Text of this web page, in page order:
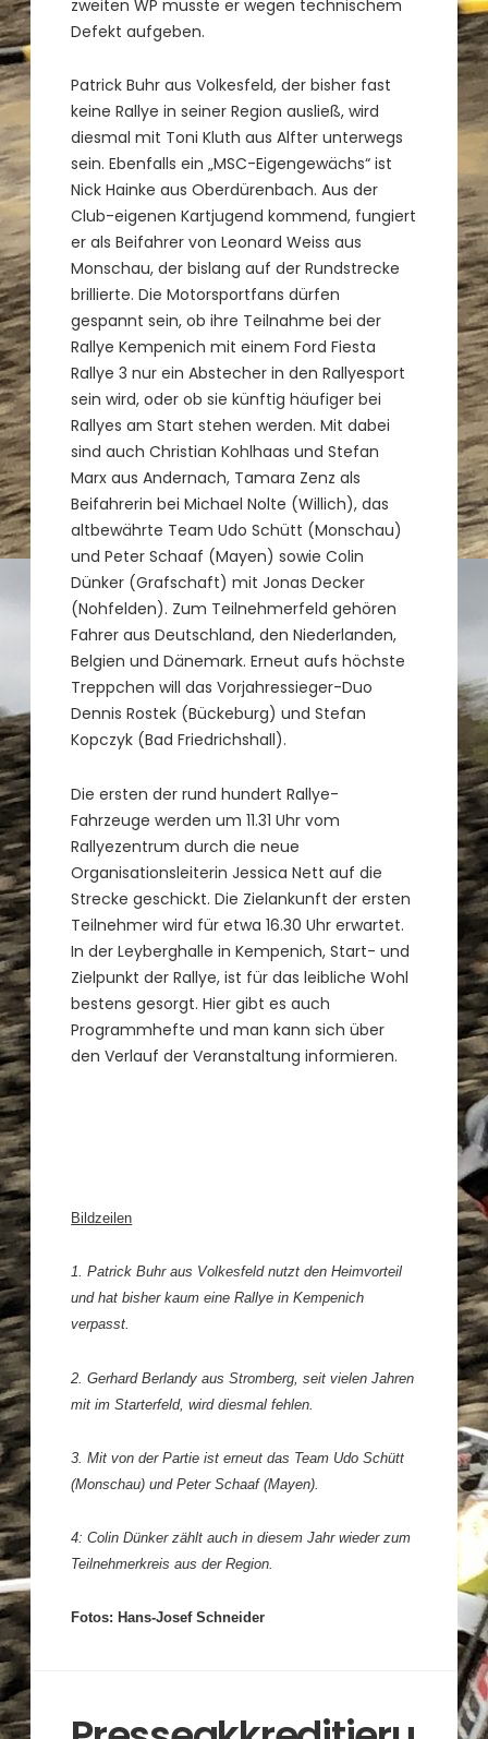
zweiten WP musste er wegen technischem
Defekt aufgeben.
Patrick Buhr aus Volkesfeld, der bisher fast
keine Rallye in seiner Region ausließ, wird
diesmal mit Toni Kluth aus Alfter unterwegs
sein. Ebenfalls ein „MSC-Eigengewächs“ ist
Nick Hainke aus Oberdürenbach. Aus der
Club-eigenen Kartjugend kommend, fungiert
er als Beifahrer von Leonard Weiss aus
Monschau, der bislang auf der Rundstrecke
brillierte. Die Motorsportfans dürfen
gespannt sein, ob ihre Teilnahme bei der
Rallye Kempenich mit einem Ford Fiesta
Rallye 3 nur ein Abstecher in den Rallyesport
sein wird, oder ob sie künftig häufiger bei
Rallyes am Start stehen werden. Mit dabei
sind auch Christian Kohlhaas und Stefan
Marx aus Andernach, Tamara Zenz als
Beifahrerin bei Michael Nolte (Willich), das
altbewährte Team Udo Schütt (Monschau)
und Peter Schaaf (Mayen) sowie Colin
Dünker (Grafschaft) mit Jonas Decker
(Nohfelden). Zum Teilnehmerfeld gehören
Fahrer aus Deutschland, den Niederlanden,
Belgien und Dänemark. Erneut aufs höchste
Treppchen will das Vorjahressieger-Duo
Dennis Rostek (Bückeburg) und Stefan
Kopczyk (Bad Friedrichshall).
Die ersten der rund hundert Rallye-
Fahrzeuge werden um 11.31 Uhr vom
Rallyezentrum durch die neue
Organisationsleiterin Jessica Nett auf die
Strecke geschickt. Die Zielankunft der ersten
Teilnehmer wird für etwa 16.30 Uhr erwartet.
In der Leyberghalle in Kempenich, Start- und
Zielpunkt der Rallye, ist für das leibliche Wohl
bestens gesorgt. Hier gibt es auch
Programmhefte und man kann sich über
den Verlauf der Veranstaltung informieren.
Bildzeilen
1. Patrick Buhr aus Volkesfeld nutzt den Heimvorteil
und hat bisher kaum eine Rallye in Kempenich
verpasst.
2. Gerhard Berlandy aus Stromberg, seit vielen Jahren
mit im Starterfeld, wird diesmal fehlen.
3. Mit von der Partie ist erneut das Team Udo Schütt
(Monschau) und Peter Schaaf (Mayen).
4: Colin Dünker zählt auch in diesem Jahr wieder zum
Teilnehmerkreis aus der Region.
Fotos: Hans-Josef Schneider